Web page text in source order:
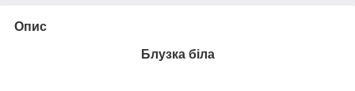
Опис
Блузка біла